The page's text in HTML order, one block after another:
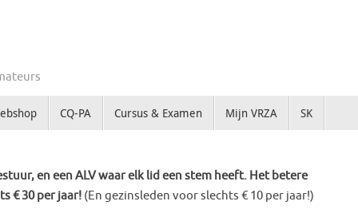
CQ-PA Cursus & Examen Mijn VRZA SK
en een ALV waar elk lid een stem heeft. Het betere
€ 30 per jaar! (En gezinsleden voor slechts € 10 per jaar!)